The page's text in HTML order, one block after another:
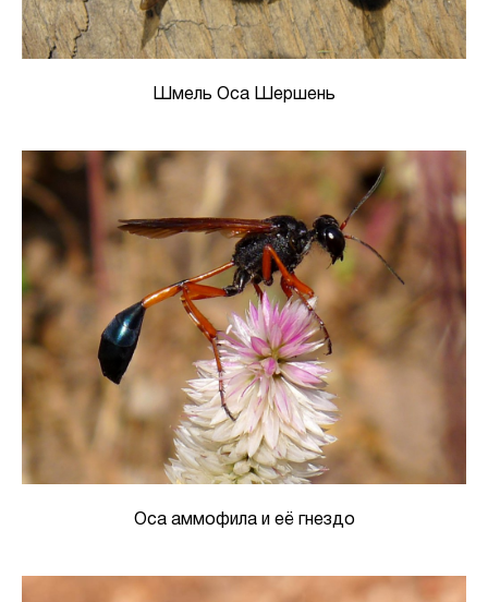
Шмель Оса Шершень
Оса аммофила и её гнездо